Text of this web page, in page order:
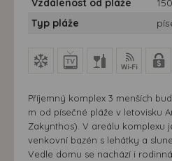
Timotheos
Vzdálenost od pláže
Typ pláže
Příjemný komplex 3 menších
m od písečné pláže v letovisku
Zakynthos). V areálu komplexu
venkovní bazén s lehátky a
Vedle domu se nachází i